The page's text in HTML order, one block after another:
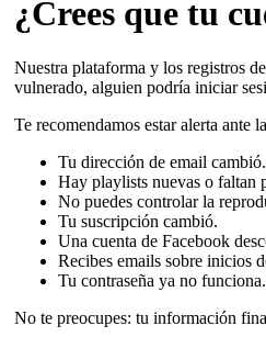
¿Crees que tu
Nuestra plataforma y los registros
vulnerado, alguien podría iniciar
Te recomendamos estar alerta ante
Tu dirección de email cambió.
Hay playlists nuevas o faltan
No puedes controlar la
Tu suscripción cambió.
Una cuenta de Facebook
Recibes emails sobre inicios
Tu contraseña ya no funciona.
No te preocupes: tu información